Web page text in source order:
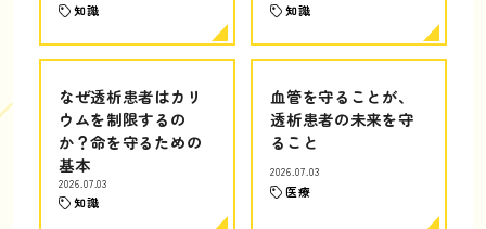
知識 知識
なぜ透析患者はカリ
ウムを制限するの
か？命を守るための
基本
2026.07.03
知識
血管を守ることが、
透析患者の未来を守
ること
2026.07.03
医療